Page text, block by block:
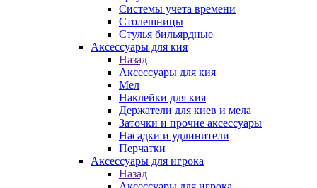
Системы учета времени
Столешницы
Стулья бильярдные
Аксессуары для кия
Назад
Аксессуары для кия
Мел
Наклейки для кия
Держатели для киев и мела
Заточки и прочие аксессуары
Насадки и удлинители
Перчатки
Аксессуары для игрока
Назад